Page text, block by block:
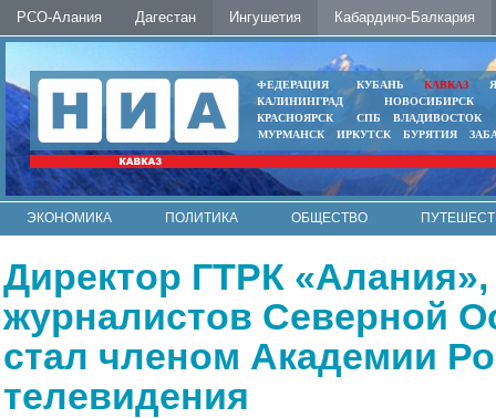
РСО-Алания Дагестан Ингушетия Кабардино-Балкария
ФЕДЕРАЦИЯ КУБАНЬ КАВКАЗ
КАЛИНИНГРАД
НОВОСИБИРСК
КРАСНОЯРСК
СПБ
ВЛАДИВОСТОК
МУРМАНСК
ИРКУТСК БУРЯТИЯ
ЭКОНОМИКА ПОЛИТИКА ОБЩЕСТВО
Директор ГТРК
журналистов Северной
стал членом Академии
телевидения